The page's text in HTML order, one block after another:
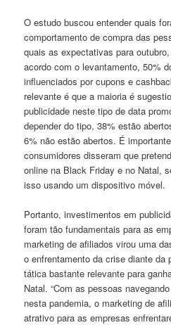
O estudo buscou entender quais
comportamento de compra das
quais as expectativas para
acordo com o levantamento, 50%
influenciados por cupons e
relevante é que a maioria é
publicidade neste tipo de data
depender do tipo, 38% estão
6% não estão abertos. É
consumidores disseram que
online na Black Friday e no Natal,
isso usando um dispositivo móvel.
Portanto, investimentos em
foram tão fundamentais para as
marketing de afiliados virou uma
o enfrentamento da crise diante da
tática bastante relevante para
Natal. “Com as pessoas
nesta pandemia, o marketing de
atrativo para as empresas